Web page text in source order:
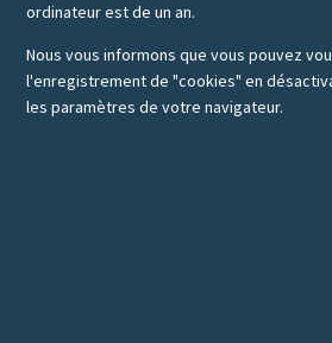
ordinateur est de un an.
Nous vous informons que vous pouvez
l'enregistrement de "cookies" en
les paramètres de votre navigateur.